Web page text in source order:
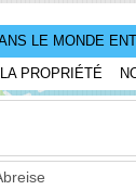
LE MONDE
PROPRIÉTÉ